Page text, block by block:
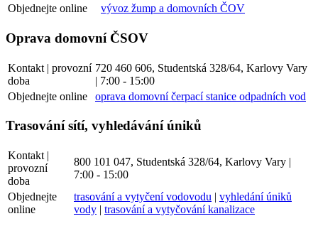
Objednejte online
vývoz žump a domovních ČOV
Oprava domovní ČSOV
Kontakt | provozní
doba
720 460 606, Studentská 328/64, Karlovy Vary
| 7:00 - 15:00
Objednejte online
oprava domovní čerpací stanice odpadních vod
Trasování sítí, vyhledávání úniků
Kontakt |
provozní
doba
800 101 047, Studentská 328/64, Karlovy Vary |
7:00 - 15:00
Objednejte
online
trasování a vytyčení vodovodu | vyhledání úniků
vody | trasování a vytyčování kanalizace